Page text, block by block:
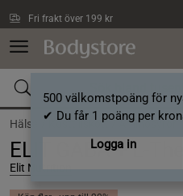
Fri frakt över 199 kr
500 välkomstpoäng för
✔ Du får 1 poäng per
Logga in
Hälsa / Kosttillskott /Aminosyror
ELIT GABA + L-
Elit Nutrition